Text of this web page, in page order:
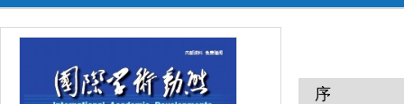
序